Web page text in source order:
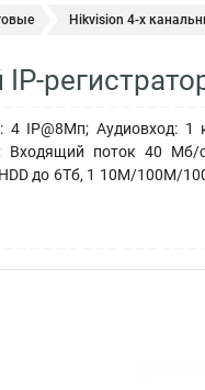
Hikvision 4-х
4 IP@8Мп; Аудиовход:
Входящий поток 40
до 6Тб, 1 10M/100M/